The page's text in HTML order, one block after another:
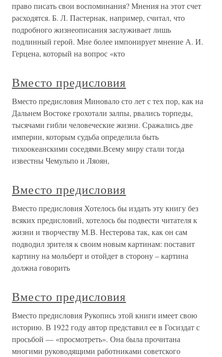
право писать свои воспоминания? Мнения на этот счет
расходятся. Б. Л. Пастернак, например, считал, что
подробного жизнеописания заслуживает лишь
подлинный герой. Мне более импонирует мнение А. И.
Герцена, который на вопрос «кто
Вместо предисловия
Вместо предисловия Миновало сто лет с тех пор, как на
Дальнем Востоке грохотали залпы, рвались торпеды,
тысячами гибли человеческие жизни. Сражались две
империи, которым судьба определила быть
тихоокеанскими соседями.Всему миру стали тогда
известны Чемульпо и Ляоян,
Вместо предисловия
Вместо предисловия Хотелось бы издать эту книгу без
всяких предисловий, хотелось бы подвести читателя к
жизни и творчеству М.В. Нестерова так, как он сам
подводил зрителя к своим новым картинам: поставит
картину на мольберт и отойдет в сторону – картина
должна говорить
Вместо предисловия
Вместо предисловия Рукопись этой книги имеет свою
историю. В 1922 году автор представил ее в Госиздат с
просьбой — «просмотреть». Она была прочитана
многими руководящими работниками советского